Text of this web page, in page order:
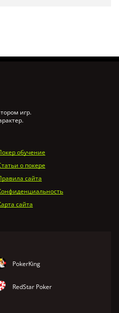
игр.
обучение
о покере
сайта
сайта
PokerKing
RedStar Poker